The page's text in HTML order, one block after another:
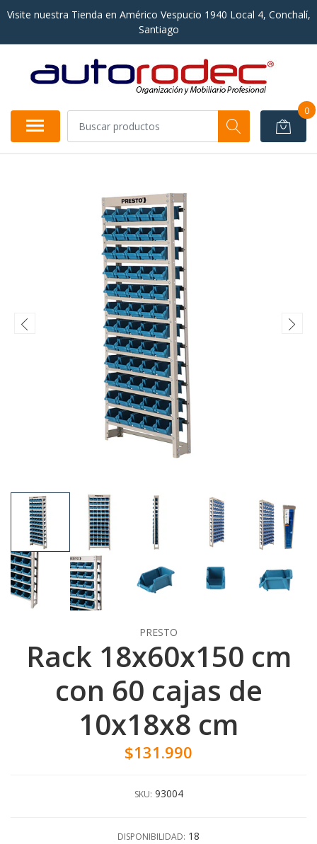
Visite nuestra Tienda en Américo Vespucio 1940 Local 4, Conchalí,
Santiago
0
PRESTO
Rack 18x60x150 cm
con 60 cajas de
10x18x8 cm
$131.990
SKU: 93004
DISPONIBILIDAD: 18